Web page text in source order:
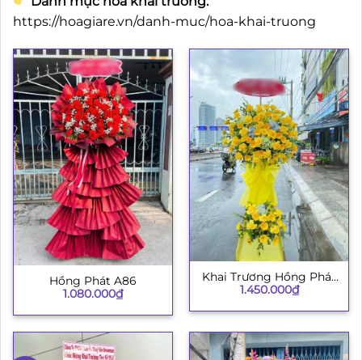
https://hoagiare.vn/danh-muc/hoa-khai-truong
Hồng Phát A86
1.080.000₫
Khai Trương Hồng Phát
003
1.450.000₫